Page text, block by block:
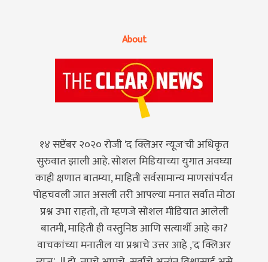
About
१४ सप्टेंबर २०२० रोजी 'द क्लिअर न्यूज'ची अधिकृत
सुरुवात झाली आहे. सोशल मिडियाच्या युगात अवघ्या
काही क्षणात बातम्या, माहिती सर्वसामान्य माणसांपर्यंत
पोहचवली जात असली तरी आपल्या मनात सर्वात मोठा
प्रश्न उभा राहतो, तो म्हणजे सोशल मीडियात आलेली
बातमी, माहिती ही वस्तुनिष्ठ आणि सत्यार्थी आहे का?
वाचकांच्या मनातील या प्रश्नाचे उत्तर आहे ,'द क्लिअर